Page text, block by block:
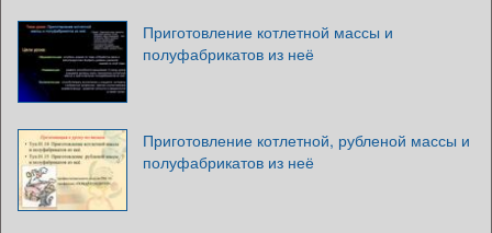
Приготовление котлетной массы и
полуфабрикатов из неё
Приготовление котлетной, рубленой массы и
полуфабрикатов из неё